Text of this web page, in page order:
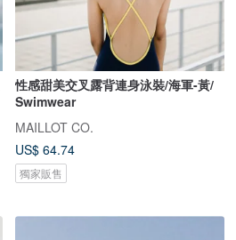
性感甜美交叉露背連身泳裝/海軍-黃/
Swimwear
MAILLOT CO.
US$ 64.74
獨家販售